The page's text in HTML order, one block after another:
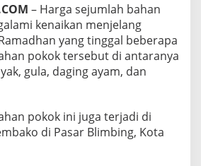
P
A
S
A
R
B
M
B
I
– Harga sejumlah bahan
kenaikan menjelang
yang tinggal beberapa
pokok tersebut di antaranya
gula, daging ayam, dan
pokok ini juga terjadi di
di Pasar Blimbing, Kota